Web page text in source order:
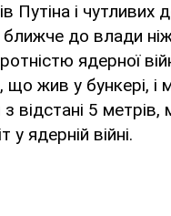
Путіна і чутливих
до влади
ядерної
що жив у бункері, і
відстані 5
ядерній війні.